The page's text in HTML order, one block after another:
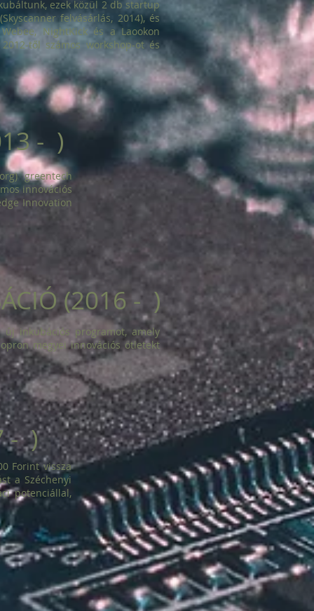
ezek közül 2 db startup
felvásárlás, 2014), és
NightKick és a Laookon
től számos workshop-ot és
- )
) greentech
innovációs
Innovation
(2016 - )
új inkubációs programot, amely
megyei innovációs ötletekt
- )
Forint vissza
a Széchenyi
potenciállal,